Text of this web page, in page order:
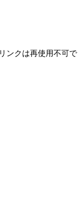
ンクは再使用不可で